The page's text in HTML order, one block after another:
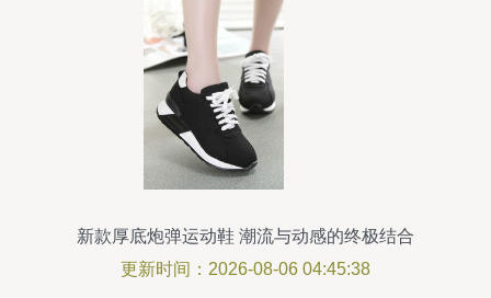
新款厚底炮弹运动鞋 潮流与动感的终极结合
更新时间：2026-08-06 04:45:38